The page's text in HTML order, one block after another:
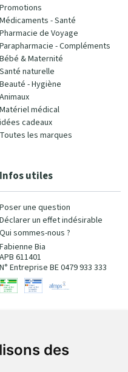
des
Promotions
Médicaments - Santé
Pharmacie de Voyage
Parapharmacie - Compléments
Bébé & Maternité
Santé naturelle
Beauté - Hygiène
Animaux
Matériel médical
idées cadeaux
Toutes les marques
Infos utiles
Poser une question
Déclarer un effet indésirable
Qui sommes-nous ?
Fabienne Bia
APB 611401
N° Entreprise BE 0479 933 333
100% sécurisé